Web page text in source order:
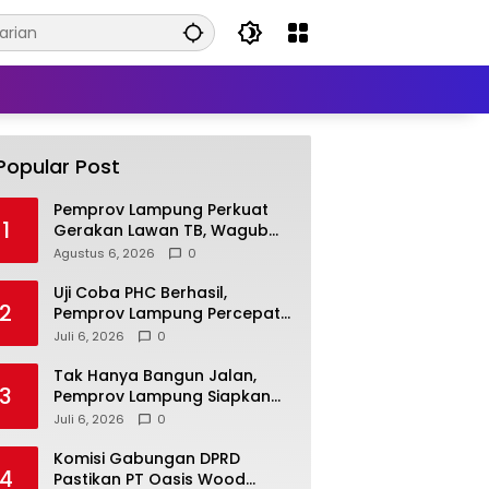
Post
1
Pemprov Lampung Perkuat
Gerakan Lawan TB, Wagub
Jihan Dorong Penemuan
Tuntas
Agustus 6, 2026 0
2
Uji Coba PHC Berhasil,
Pemprov Lampung Percepat
Inovasi untuk Petani
Juli 6, 2026 0
3
Tak Hanya Bangun Jalan,
Pemprov Lampung Siapkan
SDM dan Lapangan Kerja
Juli 6, 2026 0
4
Komisi Gabungan DPRD
Pastikan PT Oasis Wood